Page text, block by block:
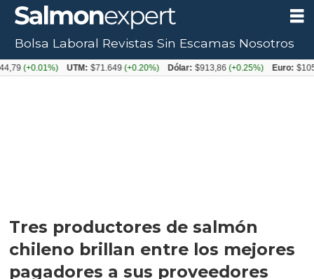
Tres productores de salmón
chileno brillan entre los mejores
pagadores a sus proveedores
Bolsa Laboral Revistas Sin Escamas Nosotros
UTM: $71.649 (+0.20%) Dólar: $913,86 (+0.25%) Euro: $1053,08(-